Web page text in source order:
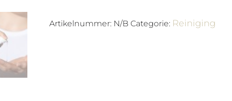
aantal
Artikelnummer: N/B Categorie: Reiniging